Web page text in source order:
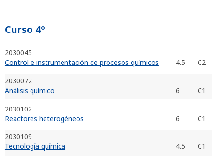
Curso 4º
2030045
Control e instrumentación de procesos químicos
4.5
C2
2030072
Análisis químico
6
C1
2030102
Reactores heterogéneos
6
C1
2030109
Tecnología química
4.5
C1